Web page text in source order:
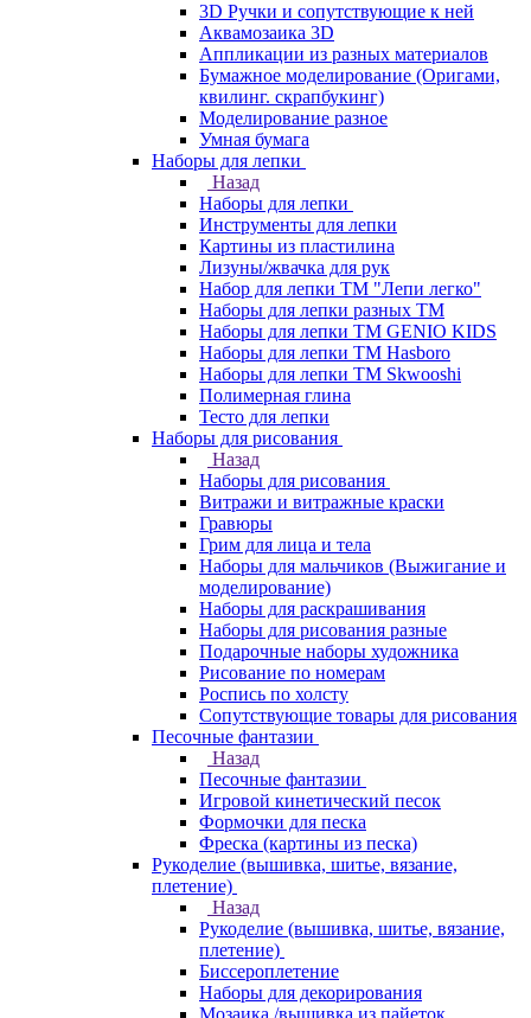
3D Ручки и сопутствующие к ней
Аквамозаика 3D
Аппликации из разных материалов
Бумажное моделирование (Оригами,
квилинг. скрапбукинг)
Моделирование разное
Умная бумага
Наборы для лепки
Назад
Наборы для лепки
Инструменты для лепки
Картины из пластилина
Лизуны/жвачка для рук
Набор для лепки ТМ "Лепи легко"
Наборы для лепки разных ТМ
Наборы для лепки ТМ GENIO KIDS
Наборы для лепки ТМ Hasboro
Наборы для лепки ТМ Skwooshi
Полимерная глина
Тесто для лепки
Наборы для рисования
Назад
Наборы для рисования
Витражи и витражные краски
Гравюры
Грим для лица и тела
Наборы для мальчиков (Выжигание и
моделирование)
Наборы для раскрашивания
Наборы для рисования разные
Подарочные наборы художника
Рисование по номерам
Роспись по холсту
Сопутствующие товары для рисования
Песочные фантазии
Назад
Песочные фантазии
Игровой кинетический песок
Формочки для песка
Фреска (картины из песка)
Рукоделие (вышивка, шитье, вязание,
плетение)
Назад
Рукоделие (вышивка, шитье, вязание,
плетение)
Биссероплетение
Наборы для декорирования
Мозаика /вышивка из пайеток